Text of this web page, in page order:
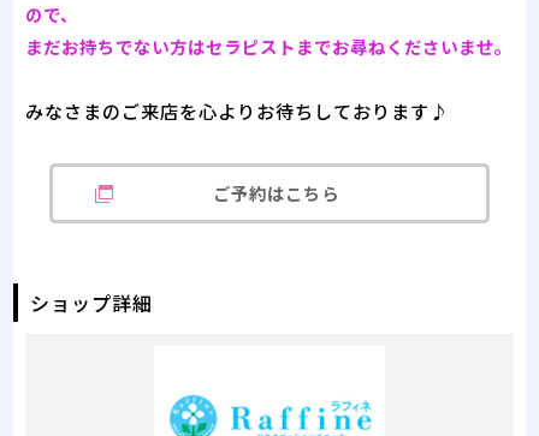
ので、
まだお持ちでない方はセラピストまでお尋ねくださいませ。
みなさまのご来店を心よりお待ちしております♪
ご予約はこちら
ショップ詳細